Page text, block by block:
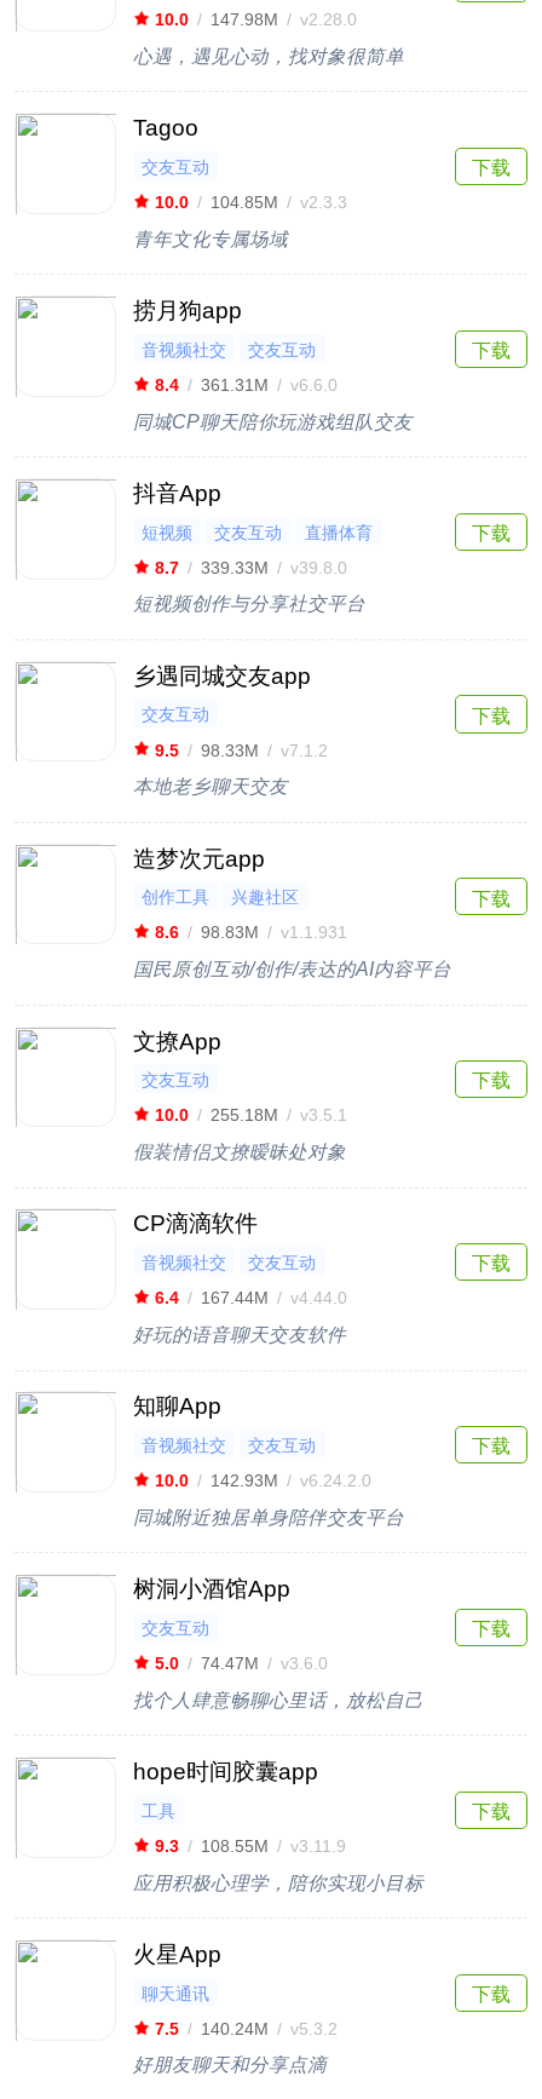
10.0 / 147.98M / v2.28.0
心遇，遇见心动，找对象很简单
Tagoo
交友互动
10.0 / 104.85M / v2.3.3
青年文化专属场域
下载
捞月狗app
音视频社交
交友互动
8.4 / 361.31M / v6.6.0
同城CP聊天陪你玩游戏组队交友
下载
抖音App
短视频 交友互动
直播体育
8.7 / 339.33M / v39.8.0
短视频创作与分享社交平台
下载
乡遇同城交友app
交友互动
9.5 / 98.33M / v7.1.2
本地老乡聊天交友
下载
造梦次元app
创作工具
兴趣社区
8.6 / 98.83M / v1.1.931
国民原创互动/创作/表达的AI内容平台
下载
文撩App
交友互动
10.0 / 255.18M / v3.5.1
假装情侣文撩暧昧处对象
下载
CP滴滴软件
音视频社交
交友互动
6.4 / 167.44M / v4.44.0
好玩的语音聊天交友软件
下载
知聊App
音视频社交
交友互动
10.0 / 142.93M / v6.24.2.0
同城附近独居单身陪伴交友平台
下载
树洞小酒馆App
交友互动
5.0 / 74.47M / v3.6.0
找个人肆意畅聊心里话，放松自己
下载
hope时间胶囊app
工具
9.3 / 108.55M / v3.11.9
应用积极心理学，陪你实现小目标
下载
火星App
聊天通讯
7.5 / 140.24M / v5.3.2
好朋友聊天和分享点滴
下载